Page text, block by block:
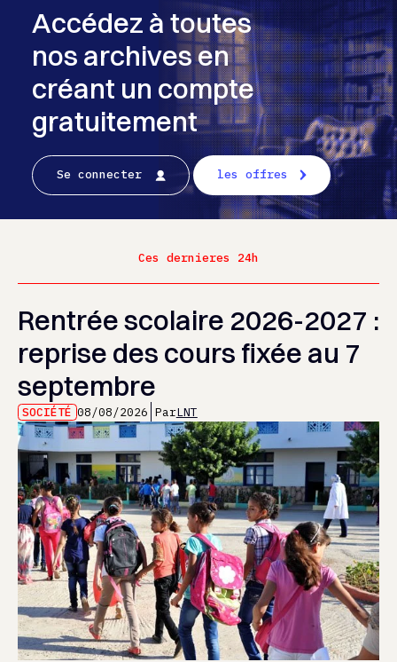
Accédez à toutes
nos archives en
créant un compte
gratuitement
Se connecter les offres
Ces dernieres 24h
Rentrée scolaire 2026-2027 :
reprise des cours fixée au 7
septembre
SOCIÉTÉ 08/08/2026 ParLNT